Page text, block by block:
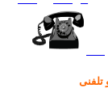
تلفنی